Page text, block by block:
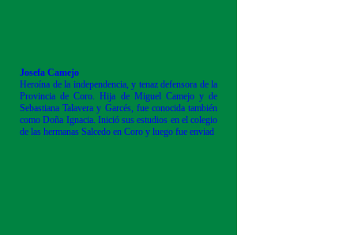
Josefa Camejo
Heroína de la independencia, y tenaz defensora de la
Provincia de Coro. Hija de Miguel Camejo y de
Sebastiana Talavera y Garcés, fue conocida también
como Doña Ignacia. Inició sus estudios en el colegio
de las hermanas Salcedo en Coro y luego fue enviad